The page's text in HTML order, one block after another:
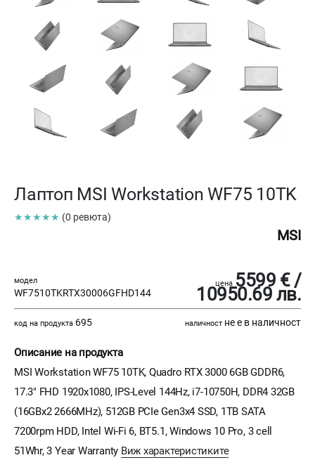
Лаптоп MSI Workstation WF75 10TK
★★★★★ (0 ревюта)
MSI
модел
WF7510TKRTX30006GFHD144
цена 5599 € /
10950.69 лв.
код на продукта 695 наличност не е в наличност
Описание на продукта
MSI Workstation WF75 10TK, Quadro RTX 3000 6GB GDDR6,
17.3" FHD 1920x1080, IPS-Level 144Hz, i7-10750H, DDR4 32GB
(16GBx2 2666MHz), 512GB PCIe Gen3x4 SSD, 1TB SATA
7200rpm HDD, Intel Wi-Fi 6, BT5.1, Windows 10 Pro, 3 cell
51Whr, 3 Year Warranty Виж характеристиките